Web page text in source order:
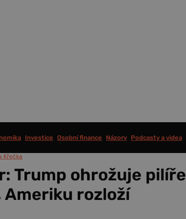
Investice Osobní finance Názory Podcasty a videa
Křečka
Trump ohrožuje pilíře
rozloží